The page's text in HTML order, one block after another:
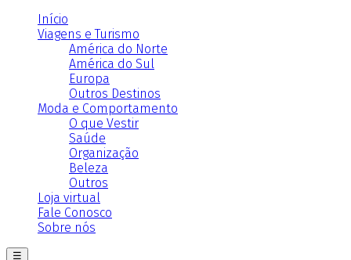
Início
Viagens e Turismo
América do Norte
América do Sul
Europa
Outros Destinos
Moda e Comportamento
O que Vestir
Saúde
Organização
Beleza
Outros
Loja virtual
Fale Conosco
Sobre nós
☰